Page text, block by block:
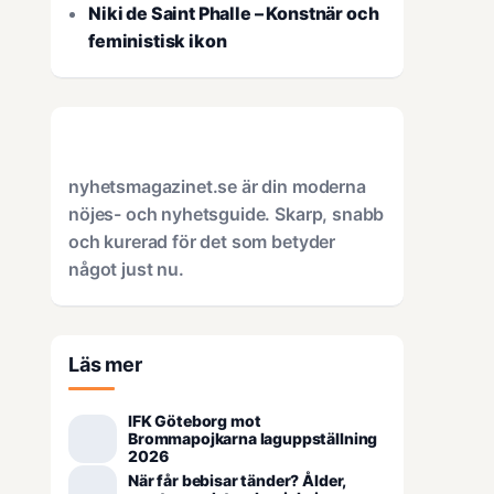
Niki de Saint Phalle – Konstnär och
feministisk ikon
nyhetsmagazinet.se är din moderna
nöjes- och nyhetsguide. Skarp, snabb
och kurerad för det som betyder
något just nu.
Läs mer
IFK Göteborg mot
Brommapojkarna laguppställning
2026
När får bebisar tänder? Ålder,